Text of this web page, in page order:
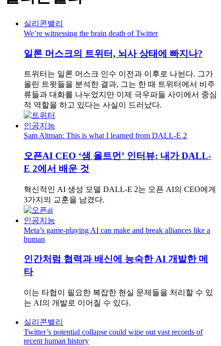
실리콘밸리
We’re witnessing the brain death of Twitter
일론 머스크의 트위터, 뇌사 상태에 빠지나?
트위터는 일론 머스크 인수 이전과 이후로 나뉜다. 그가
올린 트윗들을 분석한 결과, 그는 한 때 트위터에서 비주
류들과 대화를 나누었지만 이제 극우파들 사이에서 중심
적 역할을 하고 있다는 사실이 드러났다.
인공지능
Sam Altman: This is what I learned from DALL-E 2
오픈AI CEO ‘샘 올트먼’ 인터뷰: 내가 DALL-
E 2에서 배운 것
혁신적인 AI 생성 모델 DALL-E 2는 오픈 AI의 CEO에게
3가지의 교훈을 남겼다.
인공지능
Meta’s game-playing AI can make and break alliances like a
human
인간처럼 협력과 배신에 능숙한 AI 개발한 메
타
이는 타협이 필요한 복잡한 현실 문제들을 처리할 수 있
는 AI의 개발로 이어질 수 있다.
실리콘밸리
Twitter’s potential collapse could wipe out vast records of
recent human history